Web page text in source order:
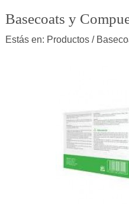
Basecoats y
Estás en: Productos/